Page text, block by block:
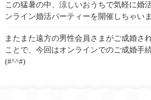
この猛暑の中、涼しいおうちで気軽に婚
ンライン婚活パーティーを開催しちゃい
またまた遠方の男性会員さまがご成婚さ
ことで、今回はオンラインでのご成婚手
(#^^#)